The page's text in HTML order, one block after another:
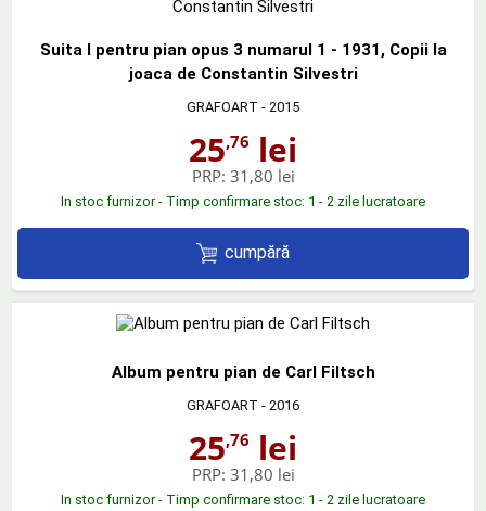
Suita I pentru pian opus 3 numarul 1 - 1931, Copii la
joaca de Constantin Silvestri
GRAFOART - 2015
25,76 lei
PRP: 31,80 lei
In stoc furnizor - Timp confirmare stoc: 1 - 2 zile lucratoare
cumpără
Album pentru pian de Carl Filtsch
GRAFOART - 2016
25,76 lei
PRP: 31,80 lei
In stoc furnizor - Timp confirmare stoc: 1 - 2 zile lucratoare